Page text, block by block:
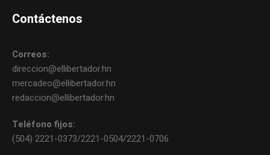
Contáctenos
Correos:
direccion@ellibertador.hn
mercadeo@ellibertador.hn
redaccion@ellibertador.hn
Teléfono fijos:
(504) 2221-0373/2221-0504/2221-0706